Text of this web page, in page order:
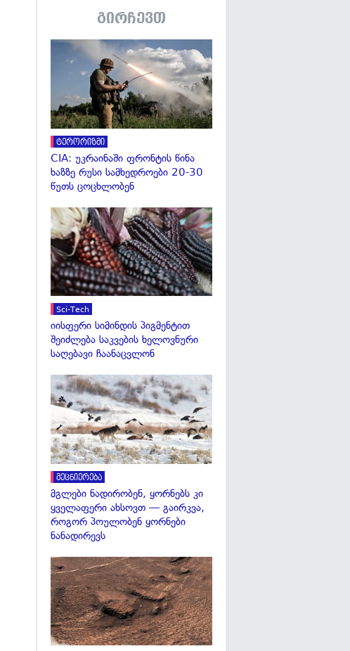
გირჩევთ
ტერორიზმი
CIA: უკრაინაში ფრონტის წინა
ხაზზე რუსი სამხედროები 20-30
წუთს ცოცხლობენ
Sci-Tech
იისფერი სიმინდის პიგმენტით
შეიძლება საკვების ხელოვნური
საღებავი ჩაანაცვლონ
მეცნიერება
მგლები ნადირობენ, ყორნებს კი
ყველაფერი ახსოვთ — გაირკვა,
როგორ პოულობენ ყორნები
ნანადირევს